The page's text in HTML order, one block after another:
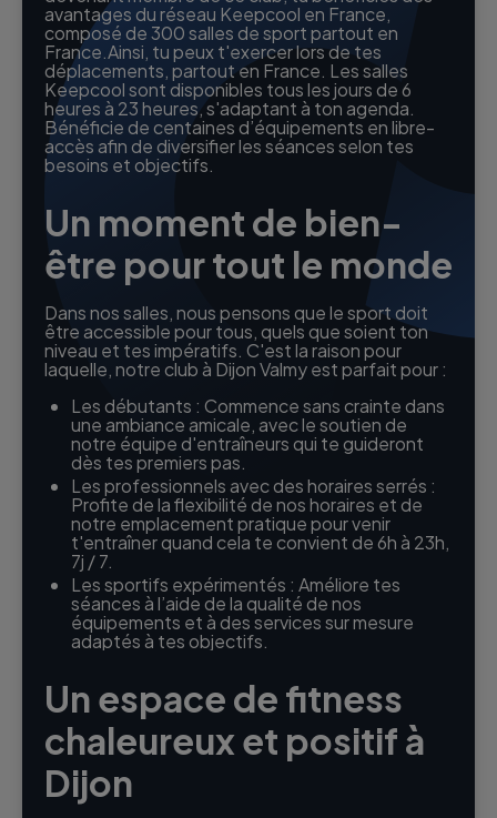
avantages du réseau Keepcool en France,
composé de 300 salles de sport partout en
France.Ainsi, tu peux t'exercer lors de tes
déplacements, partout en France. Les salles
Keepcool sont disponibles tous les jours de 6
heures à 23 heures, s'adaptant à ton agenda.
Bénéficie de centaines d’équipements en libre-
accès afin de diversifier les séances selon tes
besoins et objectifs.
Un moment de bien-
être pour tout le monde
Dans nos salles, nous pensons que le sport doit
être accessible pour tous, quels que soient ton
niveau et tes impératifs. C'est la raison pour
laquelle, notre club à Dijon Valmy est parfait pour :
Les débutants : Commence sans crainte dans
une ambiance amicale, avec le soutien de
notre équipe d'entraîneurs qui te guideront
dès tes premiers pas.
Les professionnels avec des horaires serrés :
Profite de la flexibilité de nos horaires et de
notre emplacement pratique pour venir
t'entraîner quand cela te convient de 6h à 23h,
7j / 7.
Les sportifs expérimentés : Améliore tes
séances à l’aide de la qualité de nos
équipements et à des services sur mesure
adaptés à tes objectifs.
Un espace de fitness
chaleureux et positif à
Dijon